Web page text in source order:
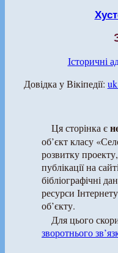
Історичні
Довідка у Вікіпедії:
Ця сторінка є
об’єкт класу
розвитку
публікації на
бібліографічні
ресурси
об’єкту.
Для цього
зворотнього